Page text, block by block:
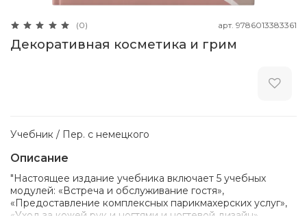
(0) арт. 9786013383361
Декоративная косметика и грим
Учебник / Пер. с немецкого
Описание
"Настоящее издание учебника включает 5 учебных
модулей: «Встреча и обслуживание гостя»,
«Предоставление комплексных парикмахерских услуг»,